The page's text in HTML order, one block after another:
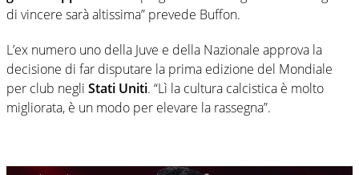
di vincere sarà altissima” prevede Buffon.
L’ex numero uno della Juve e della Nazionale approva la
decisione di far disputare la prima edizione del Mondiale
per club negli Stati Uniti. “Lì la cultura calcistica è molto
migliorata, è un modo per elevare la rassegna”.